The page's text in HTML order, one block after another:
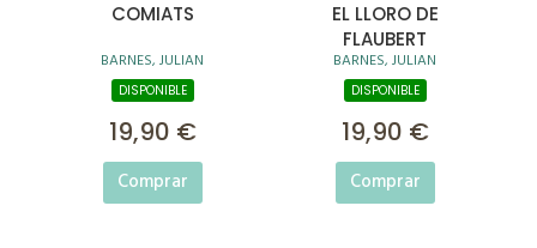
COMIATS
BARNES, JULIAN
DISPONIBLE
19,90 €
Comprar
EL LLORO DE
FLAUBERT
BARNES, JULIAN
DISPONIBLE
19,90 €
Comprar